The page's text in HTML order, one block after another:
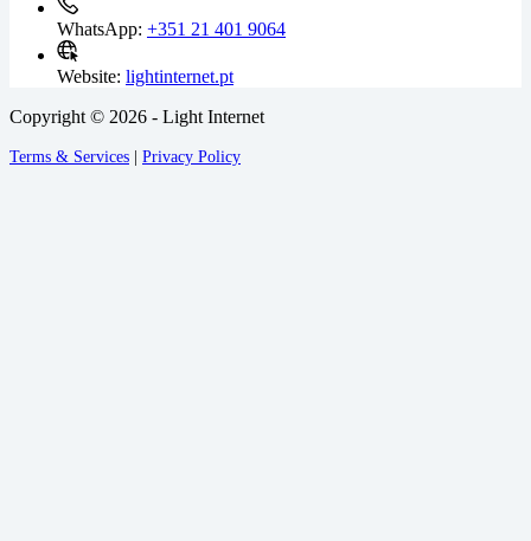
WhatsApp: +351 21 401 9064
Website: lightinternet.pt
Copyright © 2026 - Light Internet
Terms & Services | Privacy Policy